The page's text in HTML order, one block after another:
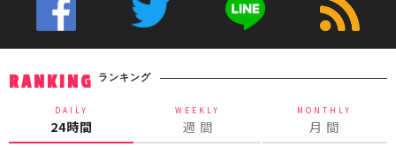
RANKING ランキング
DAILY
24時間
WEEKLY
週 間
MONTHLY
月 間